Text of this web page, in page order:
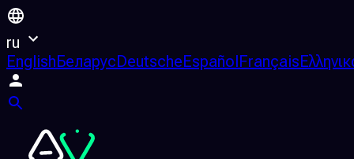
ru
EnglishБеларусDeutscheEspañolFrançais